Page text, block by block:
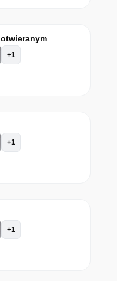
+1
+1
+1